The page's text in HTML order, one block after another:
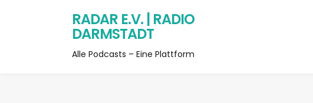
RADAR E.V. | RADIO
DARMSTADT
Alle Podcasts – Eine Plattform